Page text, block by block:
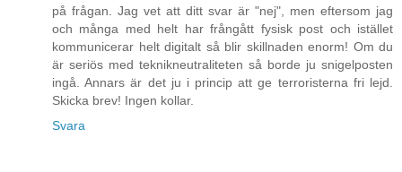
på frågan. Jag vet att ditt svar är "nej", men eftersom jag
och många med helt har frångått fysisk post och istället
kommunicerar helt digitalt så blir skillnaden enorm! Om du
är seriös med teknikneutraliteten så borde ju snigelposten
ingå. Annars är det ju i princip att ge terroristerna fri lejd.
Skicka brev! Ingen kollar.
Svara